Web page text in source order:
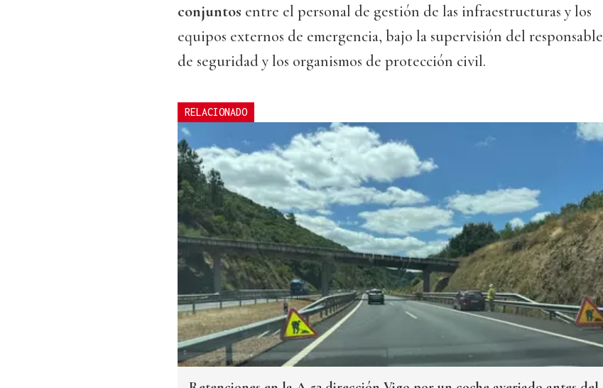
conjuntos entre el personal de gestión de las infraestructuras y los
equipos externos de emergencia, bajo la supervisión del responsable
de seguridad y los organismos de protección civil.
RELACIONADO